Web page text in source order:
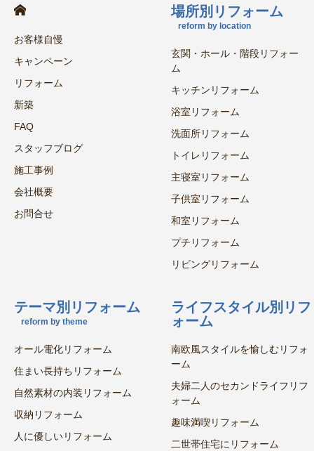
お客様自慢
キャンペーン
リフォーム
新築
FAQ
スタッフブログ
施工事例
会社概要
お問合せ
場所別リフォーム
reform by location
玄関・ホール・階段リフォー
ム
キッチンリフォーム
浴室リフォーム
洗面所リフォーム
トイレリフォーム
主寝室リフォーム
子供室リフォーム
和室リフォーム
プチリフォーム
リビングリフォーム
テーマ別リフォーム
reform by theme
オール電化リフォーム
住まい長持ちリフォーム
自然素材の内装リフォーム
収納リフォーム
人に優しいリフォーム
ライフスタイル別リフ
ォーム
南欧風スタイルを愉しむリフォ
ーム
夫婦二人のセカンドライフリフ
ォーム
趣味満喫リフォーム
二世帯住宅にリフォーム